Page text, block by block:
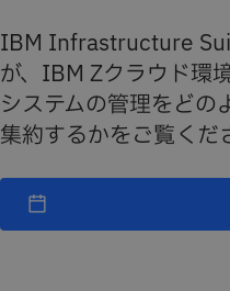
IBM Infrastructure
が、IBM Zクラウド環
システムの管理をど
集約するかをご覧くだ